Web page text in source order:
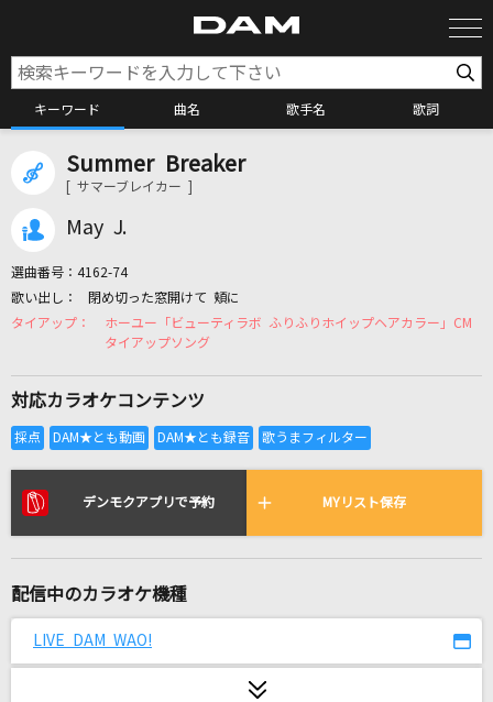
キーワード 曲名 歌手名 歌詞
カラオケ検索
カラオケリクエスト
全国りれき
リアルタイムで歌われている曲の一覧
God knows...
unravel
DAN DAN 心魅かれてく
Summer Breaker
[ サマーブレイカー ]
May J.
選曲番号： 4162-74
閉め切った窓開けて 頬に
ホーユー「ビューティラボ ふりふりホイップヘアカラー」CM
タイアップソング
対応カラオケコンテンツ
デンモクアプリで予約 MYリスト保存
配信中のカラオケ機種
LIVE DAM WAO!